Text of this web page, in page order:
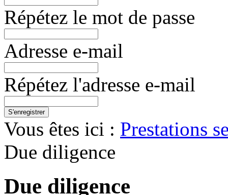
Répétez le mot de passe
Adresse e-mail
Répétez l'adresse e-mail
S'enregistrer
Vous êtes ici : Prestations
Due diligence
Due diligence